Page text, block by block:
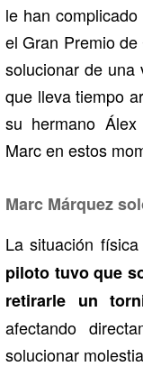
le han
el Gran Premio
solucionar de una
que lleva tiempo
su hermano
Marc en estos
Marc Márquez
La situación
piloto tuvo que
retirarle un
afectando
solucionar